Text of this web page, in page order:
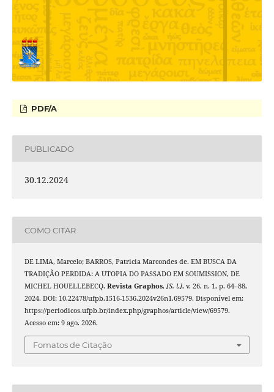
PDF/A
PUBLICADO
30.12.2024
COMO CITAR
DE LIMA, Marcelo; BARROS, Patricia Marcondes de. EM BUSCA DA
TRADIÇÃO PERDIDA: A UTOPIA DO PASSADO EM SOUMISSION, DE
MICHEL HOUELLEBECQ. Revista Graphos, [S. l.], v. 26, n. 1, p. 64–88,
2024. DOI: 10.22478/ufpb.1516-1536.2024v26n1.69579. Disponível em:
https://periodicos.ufpb.br/index.php/graphos/article/view/69579.
Acesso em: 9 ago. 2026.
Fomatos de Citação